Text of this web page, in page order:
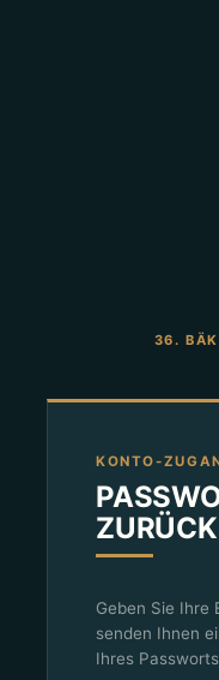
36.
KONTO-
Geben Sie
senden Ihnen
Ihres